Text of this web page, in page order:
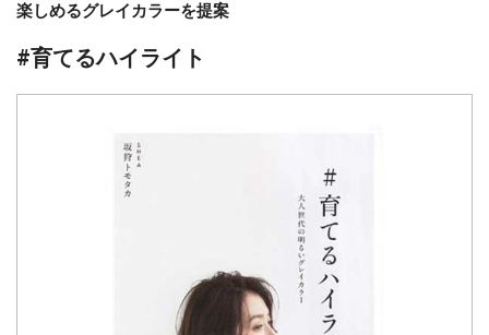
楽しめるグレイカラーを提案
#育てるハイライト